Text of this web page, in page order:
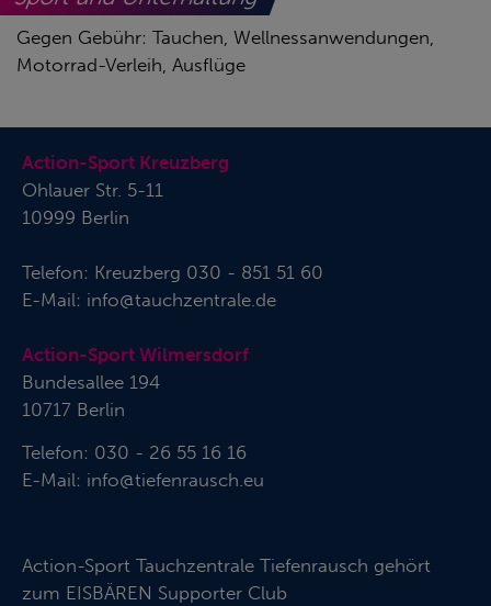
Gegen Gebühr: Tauchen, Wellnessanwendungen,
Motorrad-Verleih, Ausflüge
Action-Sport Kreuzberg
Ohlauer Str. 5-11
10999 Berlin
Telefon: Kreuzberg 030 - 851 51 60
E-Mail: info@tauchzentrale.de
Action-Sport Wilmersdorf
Bundesallee 194
10717 Berlin
Telefon: 030 - 26 55 16 16
E-Mail: info@tiefenrausch.eu
Action-Sport Tauchzentrale Tiefenrausch gehört
zum EISBÄREN Supporter Club